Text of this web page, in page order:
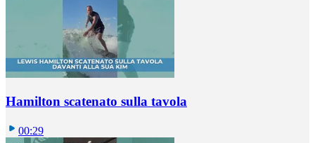
Hamilton scatenato sulla tavola
00:29